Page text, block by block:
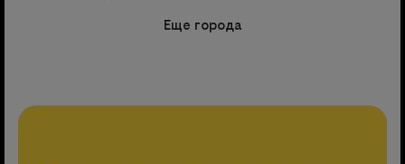
Еще города